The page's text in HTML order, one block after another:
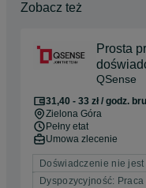
Zobacz też
Prosta
zaraz |
QSense
31,40 - 33 zł / godz.
Zielona Góra
Pełny etat
Umowa zlecenie
Doświadczenie nie
Dyspozycyjność: